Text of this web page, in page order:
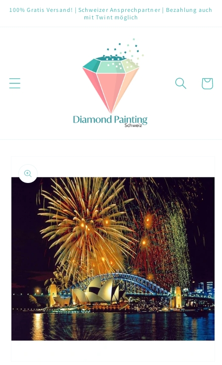
zum
100% Gratis Versand! | Schweizer Ansprechpartner | Bezahlung auch
mit Twint möglich